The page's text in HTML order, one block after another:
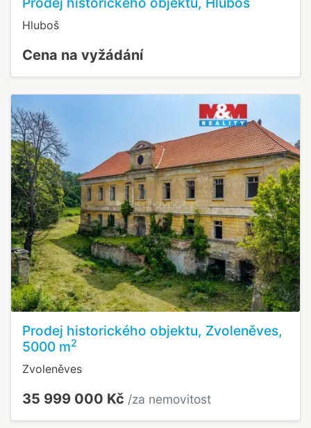
Hluboš
Cena na vyžádání
Prodej historického objektu, Zvoleněves,
5000 m2
Zvoleněves
35 999 000 Kč /za nemovitost